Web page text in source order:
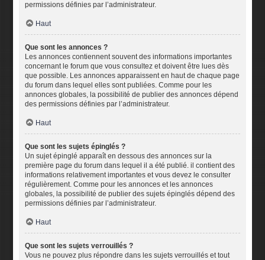
permissions définies par l’administrateur.
Haut
Que sont les annonces ?
Les annonces contiennent souvent des informations importantes
concernant le forum que vous consultez et doivent être lues dès
que possible. Les annonces apparaissent en haut de chaque page
du forum dans lequel elles sont publiées. Comme pour les
annonces globales, la possibilité de publier des annonces dépend
des permissions définies par l’administrateur.
Haut
Que sont les sujets épinglés ?
Un sujet épinglé apparaît en dessous des annonces sur la
première page du forum dans lequel il a été publié. il contient des
informations relativement importantes et vous devez le consulter
régulièrement. Comme pour les annonces et les annonces
globales, la possibilité de publier des sujets épinglés dépend des
permissions définies par l’administrateur.
Haut
Que sont les sujets verrouillés ?
Vous ne pouvez plus répondre dans les sujets verrouillés et tout